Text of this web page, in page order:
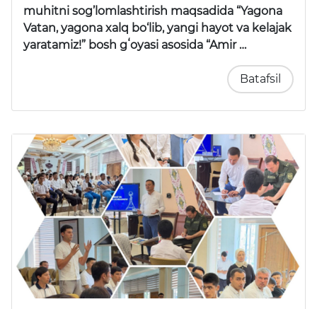
muhitni sog’lomlashtirish maqsadida “Yagona
Vatan, yagona xalq bo‘lib, yangi hayot va kelajak
yaratamiz!” bosh gʻoyasi asosida “Amir …
Batafsil